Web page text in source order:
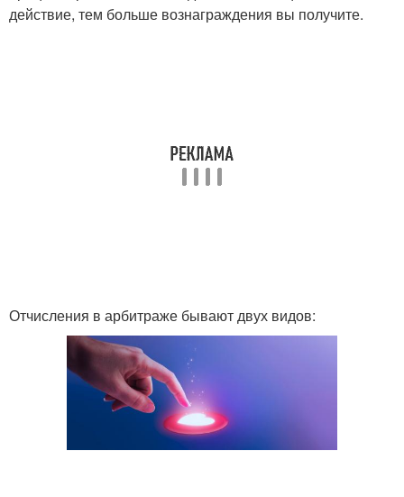
действие, тем больше вознаграждения вы получите.
Отчисления в арбитраже бывают двух видов: